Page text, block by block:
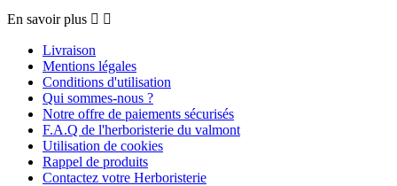
En savoir plus  
Livraison
Mentions légales
Conditions d'utilisation
Qui sommes-nous ?
Notre offre de paiements sécurisés
F.A.Q de l'herboristerie du valmont
Utilisation de cookies
Rappel de produits
Contactez votre Herboristerie